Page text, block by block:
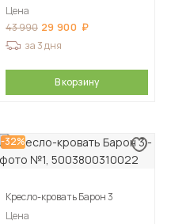
Цена
43 990 29 900
за 3 дня
В корзину
-32%
Кресло-кровать Барон 3
Цена